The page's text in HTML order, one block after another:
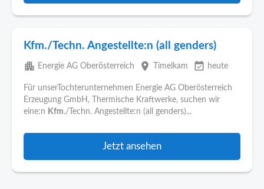
Kfm./Techn. Angestellte:n (all genders)
apartment Energie AG Oberösterreich place Timelkam event_available heute
Für unserTochterunternehmen Energie AG Oberösterreich
Erzeugung GmbH, Thermische Kraftwerke, suchen wir
eine:n Kfm./Techn. Angestellte:n (all genders)...
Jetzt ansehen